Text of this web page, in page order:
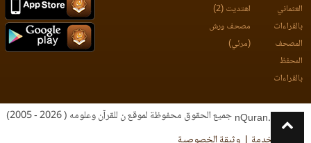
العثماني
بالقراءات
المصحف
المحفظ
بالقراءات
اهتديت (2)
مصحف ورش
(مرئي)
جميع الحقوق محفوظة لموقع ن للقرآن وعلومه ( 2026 - 2005)
nQuran.com